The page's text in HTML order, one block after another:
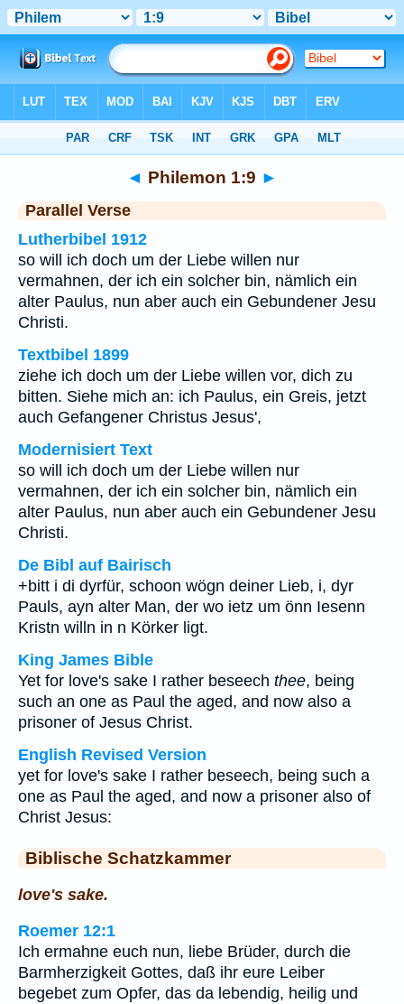
◄ Philemon 1:9 ►
Parallel Verse
Lutherbibel 1912
so will ich doch um der Liebe willen nur
vermahnen, der ich ein solcher bin, nämlich ein
alter Paulus, nun aber auch ein Gebundener Jesu
Christi.
Textbibel 1899
ziehe ich doch um der Liebe willen vor, dich zu
bitten. Siehe mich an: ich Paulus, ein Greis, jetzt
auch Gefangener Christus Jesus',
Modernisiert Text
so will ich doch um der Liebe willen nur
vermahnen, der ich ein solcher bin, nämlich ein
alter Paulus, nun aber auch ein Gebundener Jesu
Christi.
De Bibl auf Bairisch
+bitt i di dyrfür, schoon wögn deiner Lieb, i, dyr
Pauls, ayn alter Man, der wo ietz um önn Iesenn
Kristn willn in n Körker ligt.
King James Bible
Yet for love's sake I rather beseech thee, being
such an one as Paul the aged, and now also a
prisoner of Jesus Christ.
English Revised Version
yet for love's sake I rather beseech, being such a
one as Paul the aged, and now a prisoner also of
Christ Jesus:
Biblische Schatzkammer
love's sake.
Roemer 12:1
Ich ermahne euch nun, liebe Brüder, durch die
Barmherzigkeit Gottes, daß ihr eure Leiber
begebet zum Opfer, das da lebendig, heilig und